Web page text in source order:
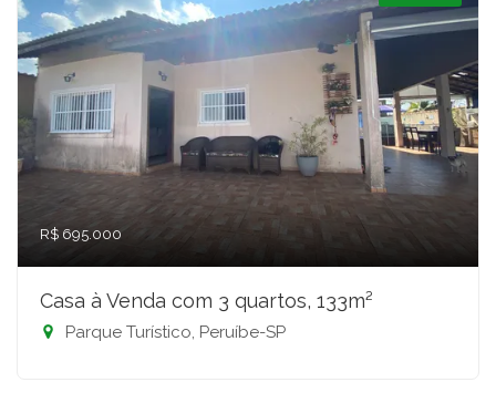
R$ 695.000
Casa à Venda com 3 quartos, 133m²
Parque Turístico, Peruíbe-SP